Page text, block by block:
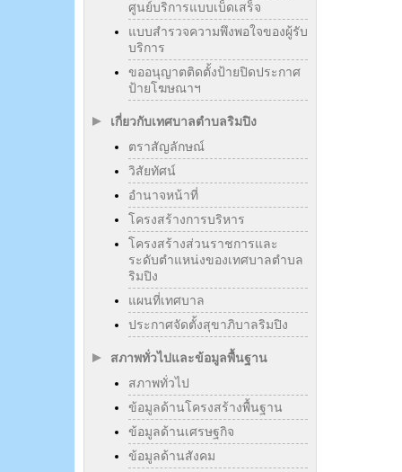
ศูนย์บริการแบบเบ็ดเสร็จ
แบบสำรวจความพึงพอใจของผู้รับ
บริการ
ขออนุญาตติดตั้งป้ายปิดประกาศ
ป้ายโฆษณาฯ
เกี่ยวกับเทศบาลตำบลริมปิง
ตราสัญลักษณ์
วิสัยทัศน์
อำนาจหน้าที่
โครงสร้างการบริหาร
โครงสร้างส่วนราชการและ
ระดับตำแหน่งของเทศบาลตำบล
ริมปิง
แผนที่เทศบาล
ประกาศจัดตั้งสุขาภิบาลริมปิง
สภาพทั่วไปและข้อมูลพื้นฐาน
สภาพทั่วไป
ข้อมูลด้านโครงสร้างพื้นฐาน
ข้อมูลด้านเศรษฐกิจ
ข้อมูลด้านสังคม